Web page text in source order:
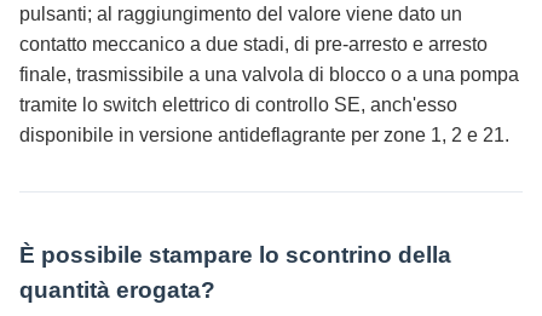
pulsanti; al raggiungimento del valore viene dato un
contatto meccanico a due stadi, di pre-arresto e arresto
finale, trasmissibile a una valvola di blocco o a una pompa
tramite lo switch elettrico di controllo SE, anch'esso
disponibile in versione antideflagrante per zone 1, 2 e 21.
È possibile stampare lo scontrino della
quantità erogata?